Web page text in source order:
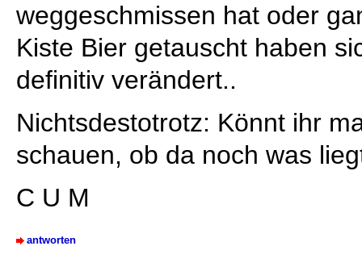
weggeschmissen hat oder
Kiste Bier getauscht haben
definitiv verändert..
Nichtsdestotrotz: Könnt ihr
schauen, ob da noch was
C U M
antworten